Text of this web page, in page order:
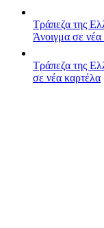
Τράπεζα της
Άνοιγμα σε νέα
Τράπεζα της
σε νέα καρτέλα